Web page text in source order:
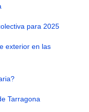
para 2025
exterior en las
Tarragona